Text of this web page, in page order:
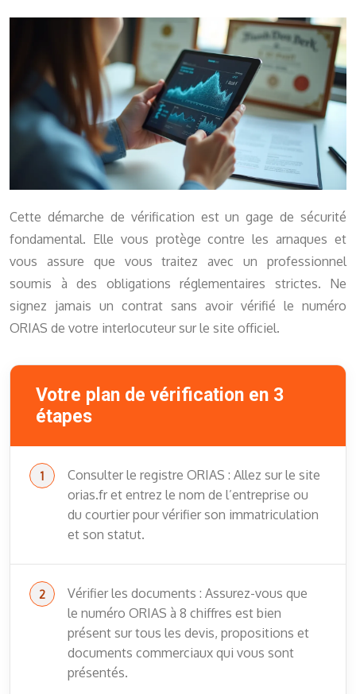
Cette démarche de vérification est un gage de sécurité
fondamental. Elle vous protège contre les arnaques et
vous assure que vous traitez avec un professionnel
soumis à des obligations réglementaires strictes. Ne
signez jamais un contrat sans avoir vérifié le numéro
ORIAS de votre interlocuteur sur le site officiel.
Votre plan de vérification en 3
étapes
Consulter le registre ORIAS : Allez sur le site
orias.fr et entrez le nom de l’entreprise ou
du courtier pour vérifier son immatriculation
et son statut.
Vérifier les documents : Assurez-vous que
le numéro ORIAS à 8 chiffres est bien
présent sur tous les devis, propositions et
documents commerciaux qui vous sont
présentés.